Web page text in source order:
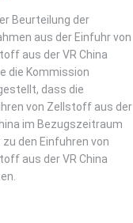
Beurteilung der
aus der Einfuhr von
aus der VR China
die Kommission
dass die
von Zellstoff aus der
im Bezugszeitraum
den Einfuhren von
aus der VR China